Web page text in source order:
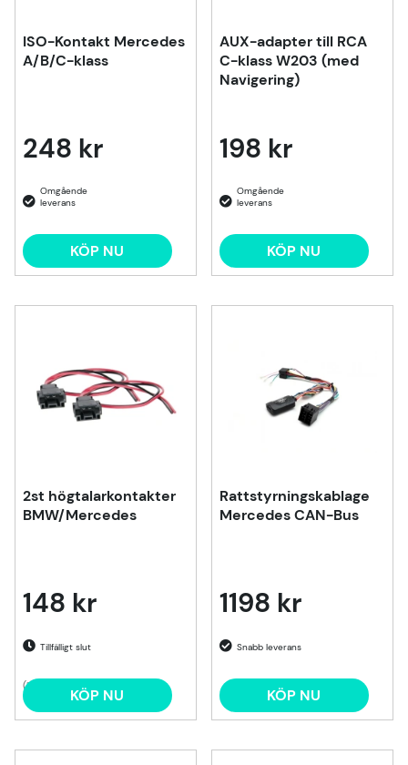
ISO-Kontakt Mercedes
A/B/C-klass
248 kr
KÖP NU
AUX-adapter till RCA
C-klass W203 (med
Navigering)
198 kr
KÖP NU
2st högtalarkontakter
BMW/Mercedes
148 kr
Tillfälligt slut
(1) KÖP NU
Rattstyrningskablage
Mercedes CAN-Bus
1198 kr
KÖP NU